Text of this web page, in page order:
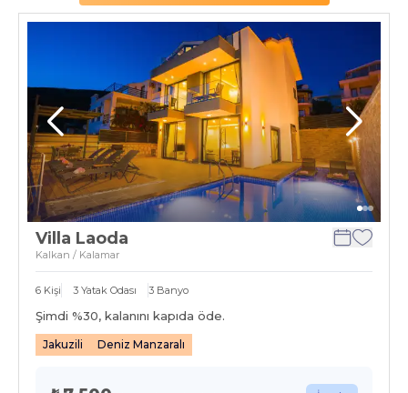
Villa Laoda
Kalkan / Kalamar
6 Kişi 3 Yatak Odası 3 Banyo
Şimdi %30, kalanını kapıda öde.
Jakuzili Deniz Manzaralı